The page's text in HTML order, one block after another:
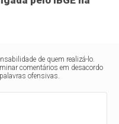
de quem realizá-lo.
comentários em desacordo
ofensivas.